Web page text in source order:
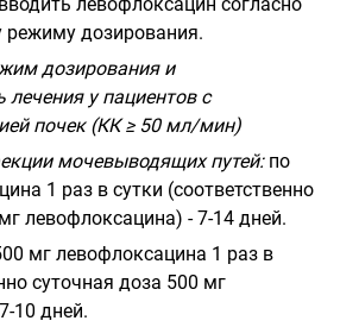
дозирования.
дозирования и
лечения у пациентов с
почек (КК ≥ 50 мл/мин)
мочевыводящих путей:по
1 раз в сутки (соответственно
левофлоксацина) - 7-14 дней.
мг левофлоксацина 1 раз в
суточная доза 500 мг
10 дней.